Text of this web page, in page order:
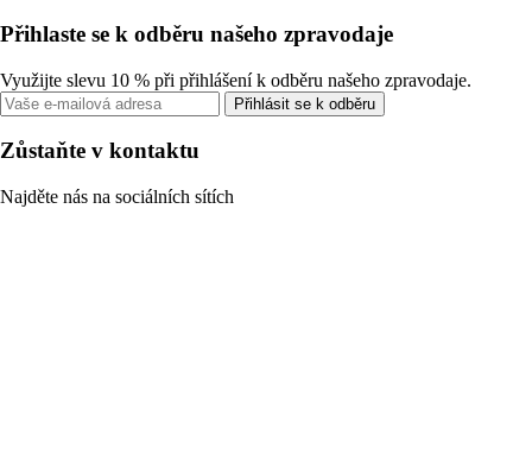
Přihlaste se k odběru našeho zpravodaje
Využijte slevu 10 % při přihlášení k odběru našeho zpravodaje.
Přihlásit se k odběru
Zůstaňte v kontaktu
Najděte nás na sociálních sítích